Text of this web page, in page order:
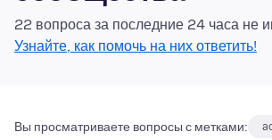
22 вопроса за последние 24 часа не
Узнайте, как помочь на них ответить!
Вы просматриваете вопросы с метками: